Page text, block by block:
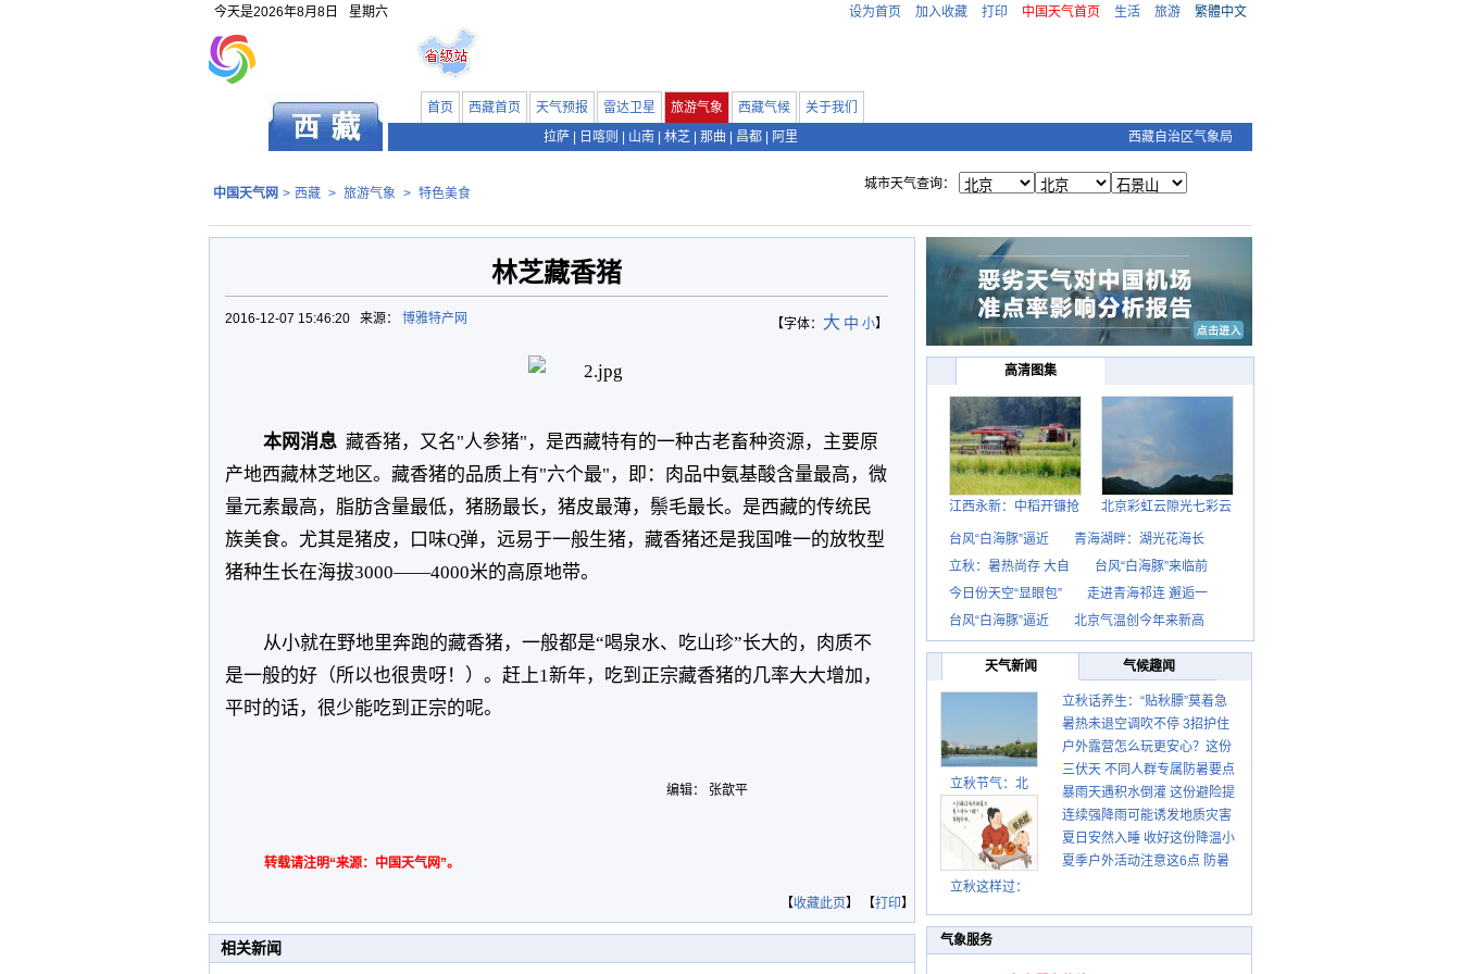
今天是2026年8月8日 星期六 设为首页 加入收藏 打印 中国天气首页 生活 旅游 繁體中文
首页 西藏首页 天气预报 雷达卫星 旅游气象 西藏气候
关于我们
拉萨
日喀则 山南 林芝 那曲 昌都 阿里 西藏自治区气象局
中国天气网 > 西藏 > 旅游气象 > 特色美食
城市天气查询：
林芝藏香猪
【字体： 大 中 小】
2016-12-07 15:46:20 来源： 博雅特产网
本网消息 藏香猪，又名"人参猪"，是西藏特有的一种古老畜种资源，主要原
产地西藏林芝地区。藏香猪的品质上有"六个最"，即：肉品中氨基酸含量最高，微
量元素最高，脂肪含量最低，猪肠最长，猪皮最薄，鬃毛最长。是西藏的传统民
族美食。尤其是猪皮，口味Q弹，远易于一般生猪，藏香猪还是我国唯一的放牧型
猪种生长在海拔3000——4000米的高原地带。
从小就在野地里奔跑的藏香猪，一般都是“喝泉水、吃山珍”长大的，肉质不
是一般的好（所以也很贵呀！）。赶上1新年，吃到正宗藏香猪的几率大大增加，
平时的话，很少能吃到正宗的呢。
编辑： 张歆平
转载请注明“来源：中国天气网”。
【收藏此页】 【打印】
相关新闻
高清图集
江西永新：中稻开镰抢 北京彩虹云隙光七彩云
台风“白海豚”逼近
青海湖畔：湖光花海长
立秋：暑热尚存 大自
台风“白海豚”来临前
今日份天空“显眼包”
走进青海祁连 邂逅一
台风“白海豚”逼近
北京气温创今年来新高
天气新闻 气候趣闻
立秋节气：北
立秋这样过：
立秋话养生：“贴秋膘”莫着急
先清暑再防燥
暑热未退空调吹不停 3招护住
肩颈不酸痛
户外露营怎么玩更安心？这份
攻略请收好
三伏天 不同人群专属防暑要点
请收好
暴雨天遇积水倒灌 这份避险提
示请收好
连续强降雨可能诱发地质灾害
这些前兆要知道
夏日安然入睡 收好这份降温小
贴士
夏季户外活动注意这6点 防暑
气象服务